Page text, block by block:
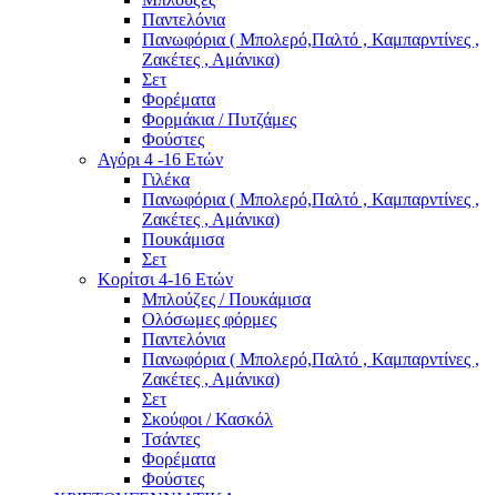
Παντελόνια
Πανωφόρια ( Μπολερό,Παλτό , Καμπαρντίνες ,
Ζακέτες , Αμάνικα)
Σετ
Φορέματα
Φορμάκια / Πυτζάμες
Φούστες
Αγόρι 4 -16 Ετών
Γιλέκα
Πανωφόρια ( Μπολερό,Παλτό , Καμπαρντίνες ,
Ζακέτες , Αμάνικα)
Πουκάμισα
Σετ
Κορίτσι 4-16 Ετών
Μπλούζες / Πουκάμισα
Ολόσωμες φόρμες
Παντελόνια
Πανωφόρια ( Μπολερό,Παλτό , Καμπαρντίνες ,
Ζακέτες , Αμάνικα)
Σετ
Σκούφοι / Κασκόλ
Τσάντες
Φορέματα
Φούστες